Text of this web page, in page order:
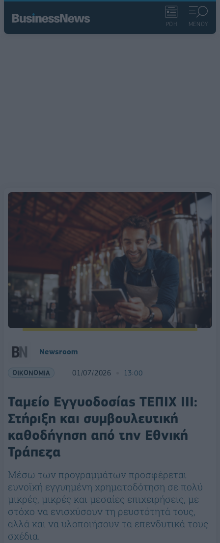
ΡΟΗ ΜΕΝΟΥ
Newsroom
ΟΙΚΟΝΟΜΙΑ 01/07/2026 13:00
Ταμείο Εγγυοδοσίας ΤΕΠΙΧ ΙΙΙ:
Στήριξη και συμβουλευτική
καθοδήγηση από την Εθνική
Τράπεζα
Μέσω των προγραμμάτων προσφέρεται
ευνοϊκή εγγυημένη χρηματοδότηση σε πολύ
μικρές, μικρές και μεσαίες επιχειρήσεις, με
στόχο να ενισχύσουν τη ρευστότητά τους,
αλλά και να υλοποιήσουν τα επενδυτικά τους
σχέδια.